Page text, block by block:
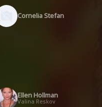
Cornelia Stefan
Ellen Hollman
Valina Reskov